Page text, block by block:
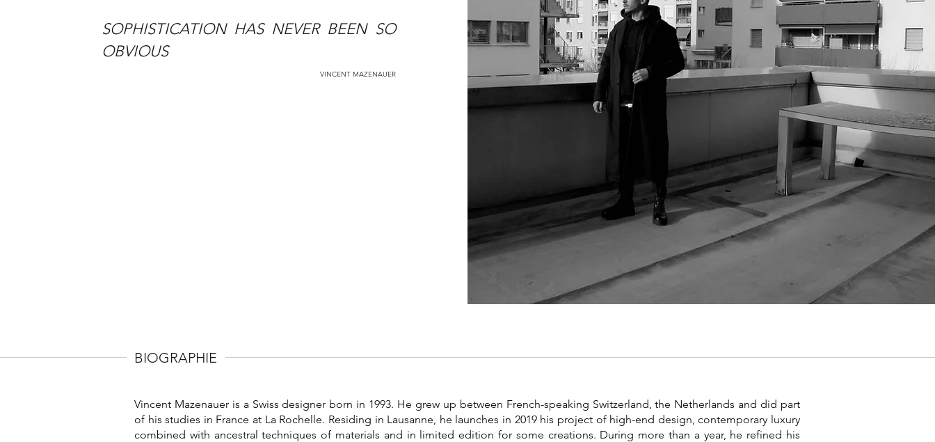
SOPHISTICATION HAS NEVER BEEN SO
OBVIOUS
VINCENT MAZENAUER
BIOGRAPHIE
Vincent Mazenauer is a Swiss designer born in 1993. He grew up between French-speaking Switzerland, the Netherlands and did part
of his studies in France at La Rochelle. Residing in Lausanne, he launches in 2019 his project of high-end design, contemporary luxury
combined with ancestral techniques of materials and in limited edition for some creations. During more than a year, he refined his